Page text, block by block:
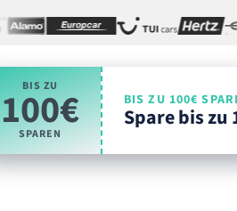
BIS ZU
100€
SPAREN
BIS ZU 100€
Spare bis zu